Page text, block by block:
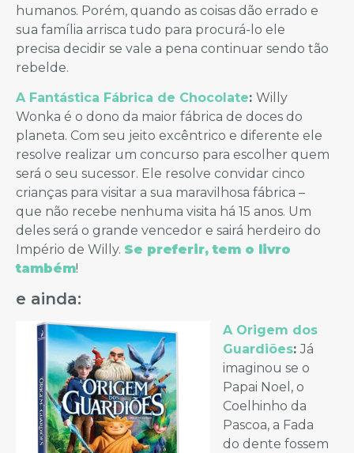
humanos. Porém, quando as coisas dão errado e
sua família arrisca tudo para procurá-lo ele
precisa decidir se vale a pena continuar sendo tão
rebelde.
A Fantástica Fábrica de Chocolate: Willy
Wonka é o dono da maior fábrica de doces do
planeta. Com seu jeito excêntrico e diferente ele
resolve realizar um concurso para escolher quem
será o seu sucessor. Ele resolve convidar cinco
crianças para visitar a sua maravilhosa fábrica –
que não recebe nenhuma visita há 15 anos. Um
deles será o grande vencedor e sairá herdeiro do
Império de Willy. Se preferir, tem o livro
também!
e ainda:
A Origem dos
Guardiões:Já
imaginou se o
Papai Noel, o
Coelhinho da
Pascoa, a Fada
do dente fossem